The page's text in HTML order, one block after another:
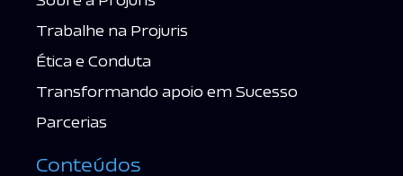
Trabalhe na Projuris
Ética e Conduta
Transformando apoio em Sucesso
Parcerias
Conteúdos